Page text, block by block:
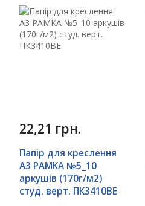
22,21 грн.
Папір для креслення
А3 РАМКА №5_10
аркушів (170г/м2)
студ. верт. ПК3410ВЕ